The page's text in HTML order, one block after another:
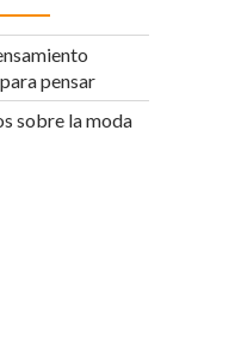
pensar
sobre la moda